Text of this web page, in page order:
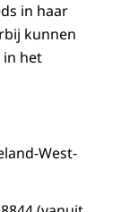
in haar
kunnen
in het
West-